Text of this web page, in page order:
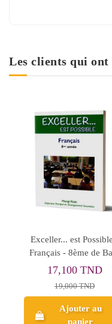
Les clients qui ont
Exceller... est
Français - 8ème de
17,100 TND
19,000 TND
Ajouter au
panier